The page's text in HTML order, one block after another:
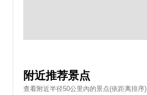
附近推荐景点
查看附近半径50公里內的景点(依距离排序)